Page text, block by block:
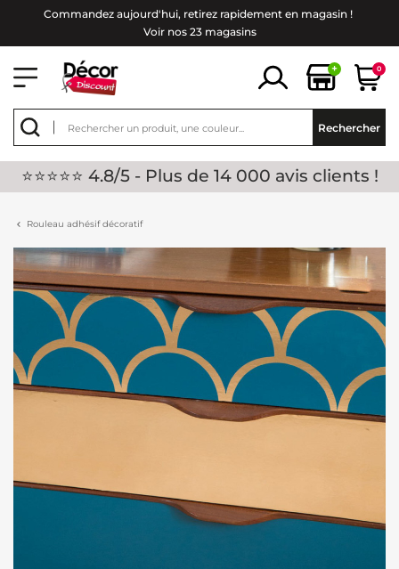
Commandez aujourd'hui, retirez rapidement en magasin !
Voir nos 23 magasins
+ 0
Rechercher
⭐⭐⭐⭐⭐ 4.8/5 - Plus de 14 000 avis clients !
Rouleau adhésif décoratif